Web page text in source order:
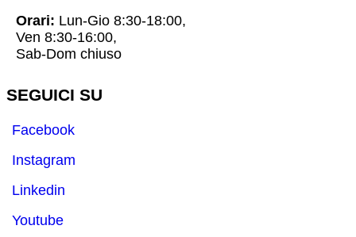
Orari: Lun-Gio 8:30-18:00,
Ven 8:30-16:00,
Sab-Dom chiuso
SEGUICI SU
Facebook
Instagram
Linkedin
Youtube